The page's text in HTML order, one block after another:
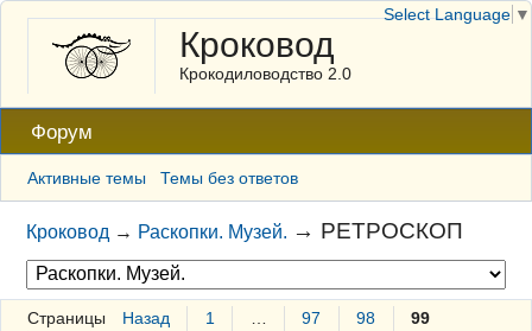
Кроковод
Крокодиловодство 2.0
Форум
Активные темы Темы без ответов
Кроковод → Раскопки. Музей. → РЕТРОСКОП
Страницы Назад 1 97 98
99
Select Language ▼